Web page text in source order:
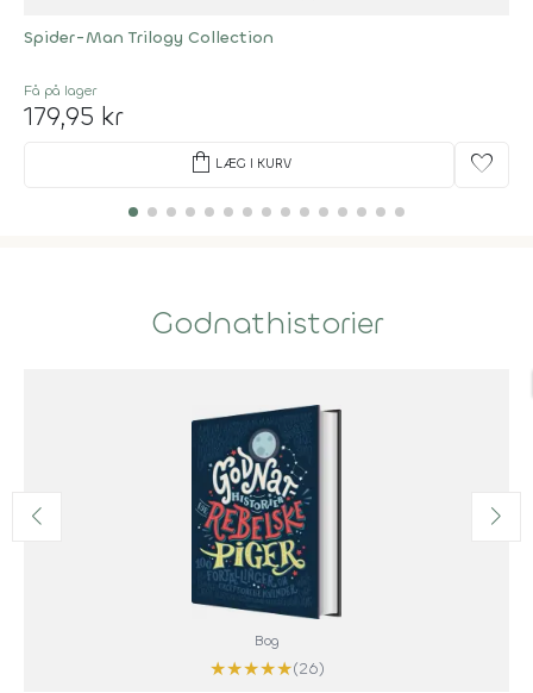
Spider-Man Trilogy Collection
Få på lager
179,95 kr
shopping_bag LÆG I KURV favorite
Godnathistorier
Bog
★★★★★(26)